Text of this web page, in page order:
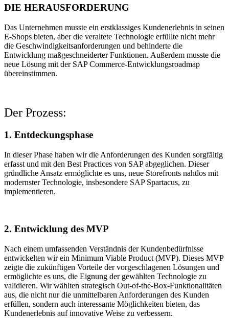
DIE HERAUSFORDERUNG
Das Unternehmen musste ein erstklassiges Kundenerlebnis in seinen
E-Shops bieten, aber die veraltete Technologie erfüllte nicht mehr
die Geschwindigkeitsanforderungen und behinderte die
Entwicklung maßgeschneiderter Funktionen. Außerdem musste die
neue Lösung mit der SAP Commerce-Entwicklungsroadmap
übereinstimmen.
Der Prozess:
1. Entdeckungsphase
In dieser Phase haben wir die Anforderungen des Kunden sorgfältig
erfasst und mit den Best Practices von SAP abgeglichen. Dieser
gründliche Ansatz ermöglichte es uns, neue Storefronts nahtlos mit
modernster Technologie, insbesondere SAP Spartacus, zu
implementieren.
2. Entwicklung des MVP
Nach einem umfassenden Verständnis der Kundenbedürfnisse
entwickelten wir ein Minimum Viable Product (MVP). Dieses MVP
zeigte die zukünftigen Vorteile der vorgeschlagenen Lösungen und
ermöglichte es uns, die Eignung der gewählten Technologie zu
validieren. Wir wählten strategisch Out-of-the-Box-Funktionalitäten
aus, die nicht nur die unmittelbaren Anforderungen des Kunden
erfüllen, sondern auch interessante Möglichkeiten bieten, das
Kundenerlebnis auf innovative Weise zu verbessern.